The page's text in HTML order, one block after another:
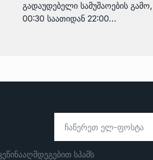
გადაუდებელი სამუშაოების
00:30 საათიდან 22:00…
სპამს